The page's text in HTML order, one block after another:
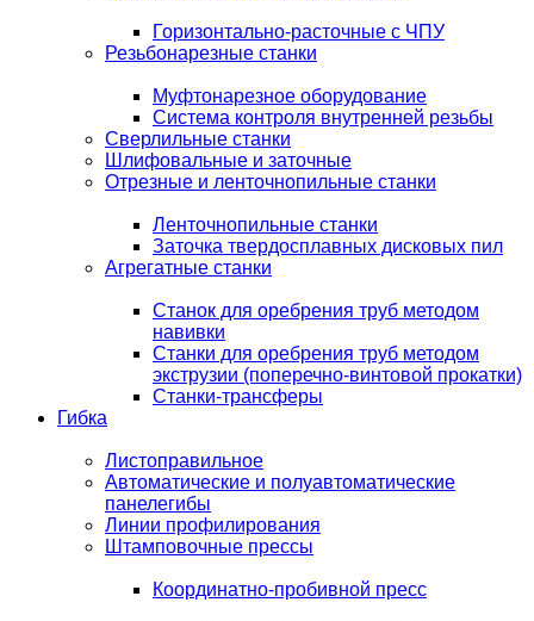
Горизонтально-расточные с ЧПУ
Резьбонарезные станки
Муфтонарезное оборудование
Система контроля внутренней резьбы
Сверлильные станки
Шлифовальные и заточные
Отрезные и ленточнопильные станки
Ленточнопильные станки
Заточка твердосплавных дисковых пил
Агрегатные станки
Станок для оребрения труб методом
навивки
Станки для оребрения труб методом
экструзии (поперечно-винтовой прокатки)
Станки-трансферы
Гибка
Листоправильное
Автоматические и полуавтоматические
панелегибы
Линии профилирования
Штамповочные прессы
Координатно-пробивной пресс